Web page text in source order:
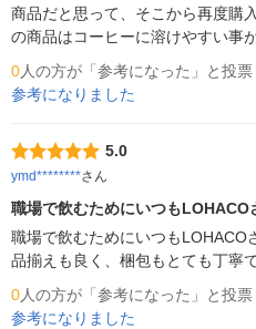
商品だと思って、そこから再度購
の商品はコーヒーに溶けやすい事
0人の方が「参考になった」と投票
参考になりました
5.0
ymd********さん
職場で飲むためにいつも
職場で飲むためにいつもLOHACO
品揃えも良く、梱包もとても丁寧
0人の方が「参考になった」と投票
参考になりました